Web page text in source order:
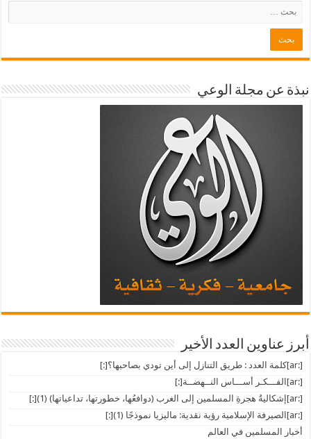
نبذة عن مجلة الوعي
أبرز عناوين العدد الأخير
[:ar]كلمة العدد : طريق التنازل إلى أين تودي بصاحبها؟[:]
[:ar]الفـــكـر أســـاس النــهضــة[:]
[:ar]إشكاليةُ هجرةِ المسلمين إلى الغرب (دوافعُها، خطورتها، تداعياتها) (1)[:]
[:ar]الصيرفة الإسلامية رؤية نقدية: ماليزيا نموذجًا (1)[:]
أخبار المسلمين في العالم